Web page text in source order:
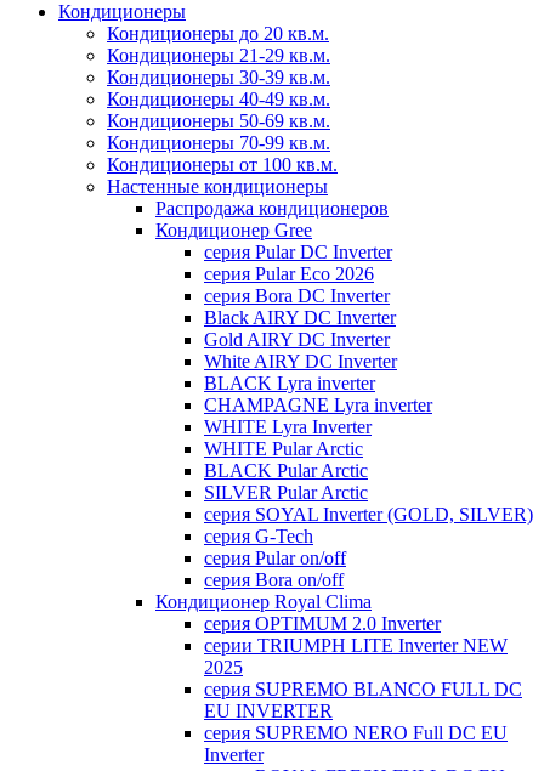
Кондиционеры
Кондиционеры до 20 кв.м.
Кондиционеры 21-29 кв.м.
Кондиционеры 30-39 кв.м.
Кондиционеры 40-49 кв.м.
Кондиционеры 50-69 кв.м.
Кондиционеры 70-99 кв.м.
Кондиционеры от 100 кв.м.
Настенные кондиционеры
Распродажа кондиционеров
Кондиционер Gree
серия Pular DC Inverter
серия Pular Eco 2026
серия Bora DC Inverter
Black AIRY DC Inverter
Gold AIRY DC Inverter
White AIRY DC Inverter
BLACK Lyra inverter
CHAMPAGNE Lyra inverter
WHITE Lyra Inverter
WHITE Pular Arctic
BLACK Pular Arctic
SILVER Pular Arctic
серия SOYAL Inverter (GOLD, SILVER)
серия G-Tech
серия Pular on/off
серия Bora on/off
Кондиционер Royal Clima
серия OPTIMUM 2.0 Inverter
серии TRIUMPH LITE Inverter NEW
2025
серия SUPREMO BLANCO FULL DC
EU INVERTER
серия SUPREMO NERO Full DC EU
Inverter